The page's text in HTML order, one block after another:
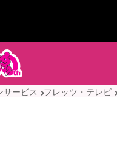
サービス フレッツ・テレビ